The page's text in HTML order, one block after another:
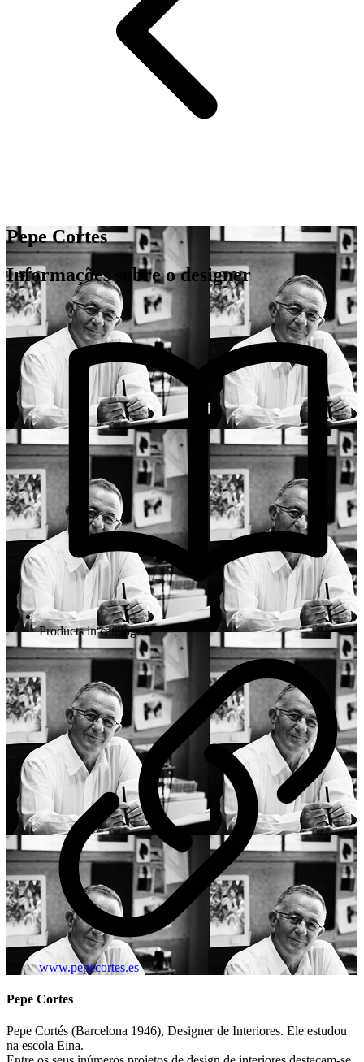
Pepe Cortes
Informações sobre o designer
Products in catalog: 1
www.pepecortes.es
Pepe Cortes
Pepe Cortés (Barcelona 1946), Designer de Interiores. Ele estudou
na escola Eina.